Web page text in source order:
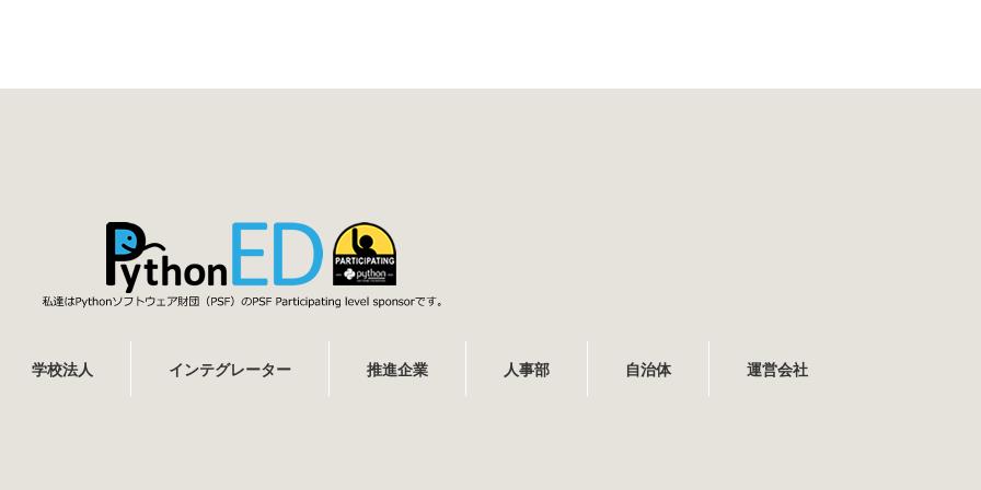
学校法人 インテグレーター 推進企業 人事部 自治体 運営会社